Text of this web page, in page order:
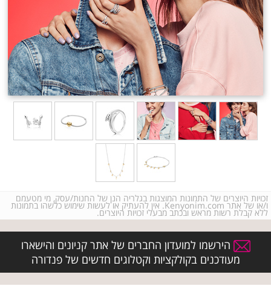
זכויות היוצרים של התמונות המוצגות בגלריה הנן של החנות/עסק, מי מטעמם
ו/או של אתר Kenyonim.com. אין להעתיק או לעשות שימוש כלשהו בתמונות
ללא קבלת רשות מראש ובכתב מבעלי זכויות היוצרים.
הירשמו למועדון החברים של אתר קניונים והישארו
מעודכנים בקולקציות וקטלוגים חדשים של פנדורה